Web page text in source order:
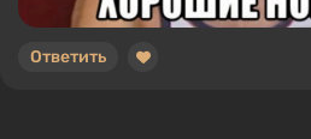
Ответить